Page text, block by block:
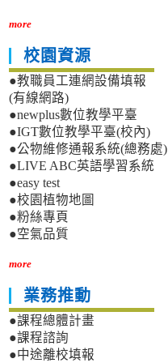
系
more
校園資源
●教職員工連網設備填報
(有線網路)
●newplus數位教學平臺
●IGT數位教學平臺(校內)
●公物維修通報系統(總務處)
●LIVE ABC英語學習系統
●easy test
●校園植物地圖
●粉絲專頁
●空氣品質
more
業務推動
●課程總體計畫
●課程諮詢
●中途離校填報